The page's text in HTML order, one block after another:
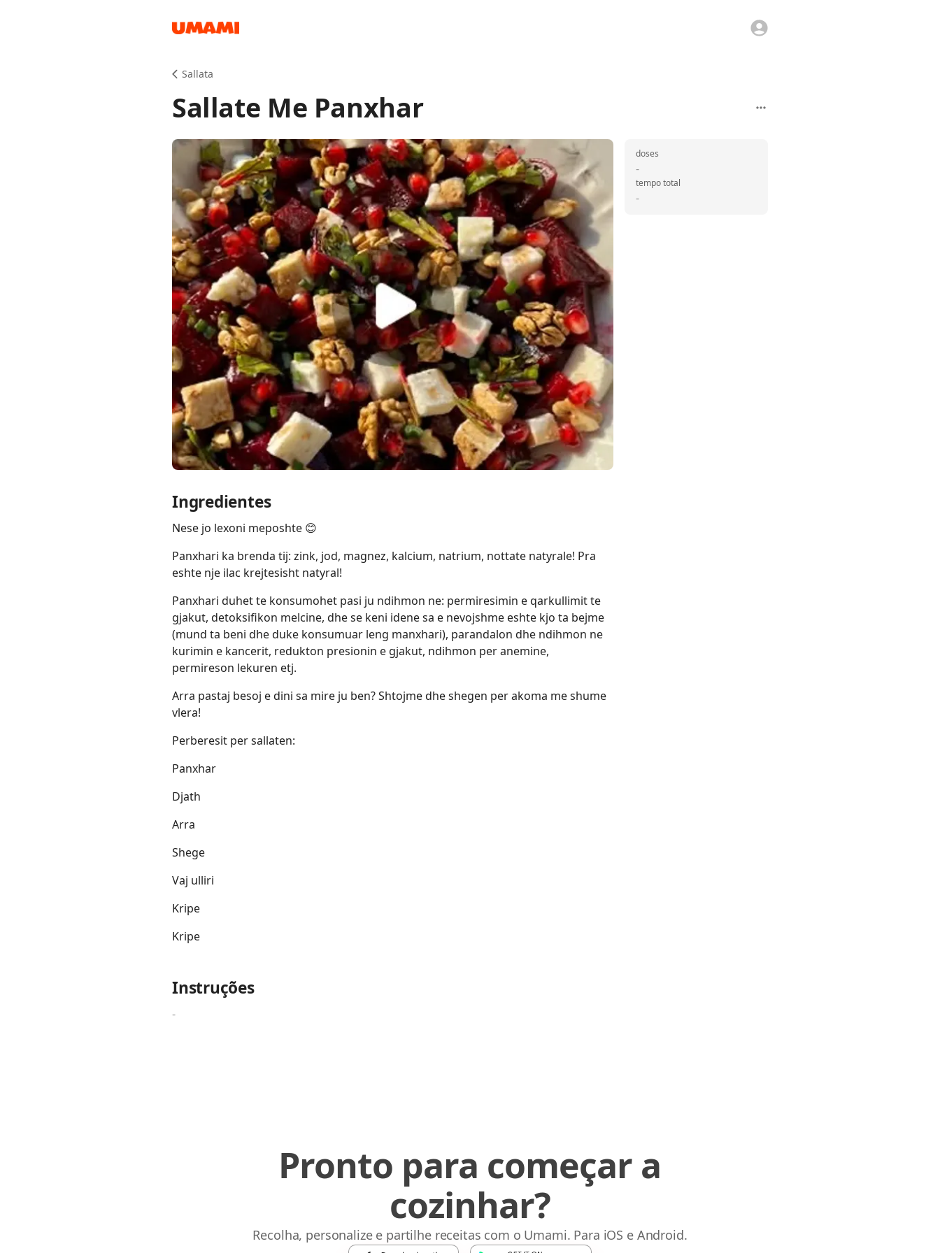
Sallata
Sallate Me Panxhar
Ingredientes
Nese jo lexoni meposhte 😊
Panxhari ka brenda tij: zink, jod, magnez, kalcium, natrium, nottate natyrale! Pra
eshte nje ilac krejtesisht natyral!
Panxhari duhet te konsumohet pasi ju ndihmon ne: permiresimin e qarkullimit te
gjakut, detoksifikon melcine, dhe se keni idene sa e nevojshme eshte kjo ta bejme
(mund ta beni dhe duke konsumuar leng manxhari), parandalon dhe ndihmon ne
kurimin e kancerit, redukton presionin e gjakut, ndihmon per anemine,
permireson lekuren etj.
Arra pastaj besoj e dini sa mire ju ben? Shtojme dhe shegen per akoma me shume
vlera!
Perberesit per sallaten:
Panxhar
Djath
Arra
Shege
Vaj ulliri
Kripe
Kripe
Instruções
-
-
doses
-
tempo total
Pronto para começar a
cozinhar?
Recolha, personalize e partilhe receitas com o Umami. Para iOS e Android.